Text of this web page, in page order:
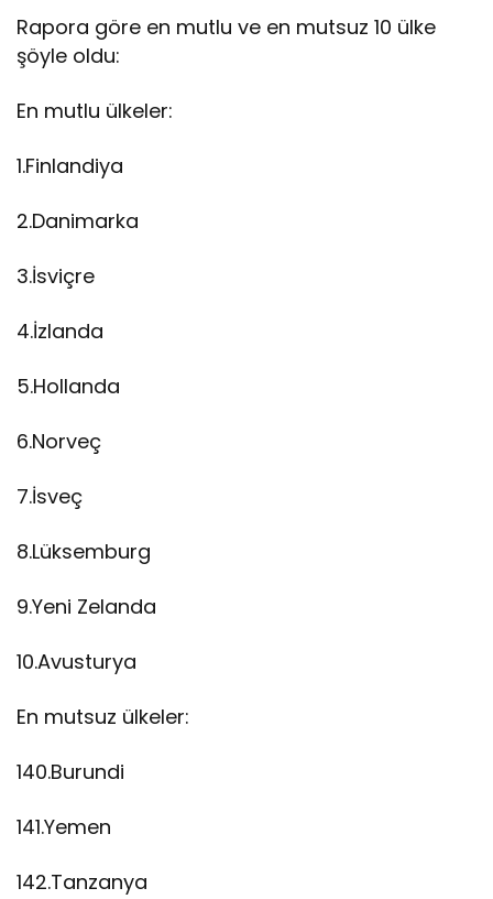
Rapora göre en mutlu ve en mutsuz 10 ülke
şöyle oldu:
En mutlu ülkeler:
1.Finlandiya
2.Danimarka
3.İsviçre
4.İzlanda
5.Hollanda
6.Norveç
7.İsveç
8.Lüksemburg
9.Yeni Zelanda
10.Avusturya
En mutsuz ülkeler:
140.Burundi
141.Yemen
142.Tanzanya